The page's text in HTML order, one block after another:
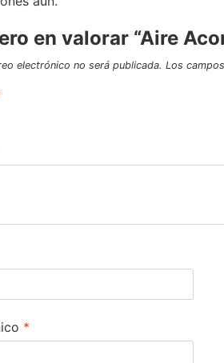
en valorar “Aire
electrónico no será publicada. Los
*